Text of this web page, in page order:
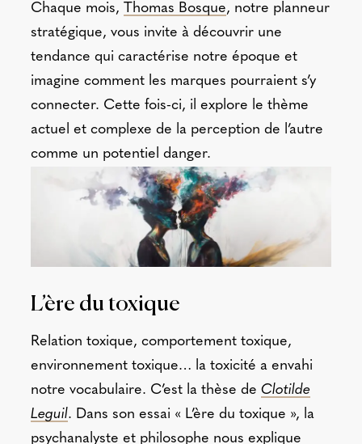
Chaque mois, Thomas Bosque, notre planneur
stratégique, vous invite à découvrir une
tendance qui caractérise notre époque et
imagine comment les marques pourraient s’y
connecter. Cette fois-ci, il explore le thème
actuel et complexe de la perception de l’autre
comme un potentiel danger.
L’ère du toxique
Relation toxique, comportement toxique,
environnement toxique… la toxicité a envahi
notre vocabulaire. C’est la thèse de Clotilde
Leguil. Dans son essai « L’ère du toxique », la
psychanalyste et philosophe nous explique